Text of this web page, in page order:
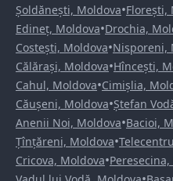
Șoldănești, Moldova•Florești,
Edineț, Moldova•Drochia,
Costești, Moldova•Nisporeni,
Călărași, Moldova•Hîncești,
Cahul, Moldova•Cimișlia,
Căușeni, Moldova•Ștefan
Anenii Noi, Moldova•Bacioi,
Țînțăreni, Moldova•
Cricova, Moldova•